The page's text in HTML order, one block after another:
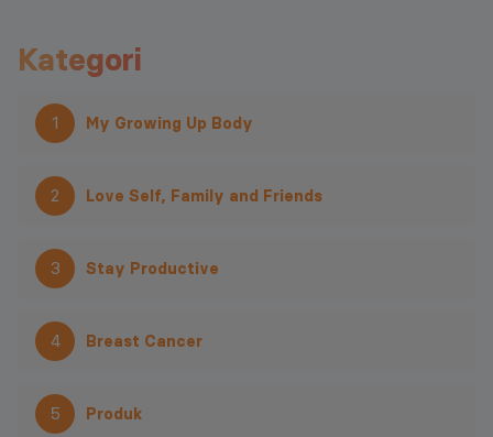
Kategori
1 My Growing Up Body
2 Love Self, Family and Friends
3 Stay Productive
4 Breast Cancer
5 Produk